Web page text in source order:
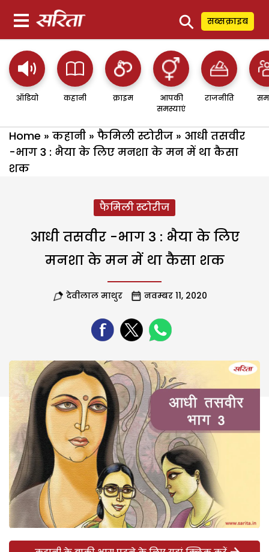
⚲ सब्सक्राइब
ऑडियो कहानी क्राइम
आपकी
समस्याएं
राजनीति
Home » कहानी » फैमिली स्टोरीज » आधी तसवीर
-भाग 3 : भैया के लिए मनशा के मन में था कैसा
शक
फैमिली स्टोरीज
आधी तसवीर -भाग 3 : भैया के लिए
मनशा के मन में था कैसा शक
देवीलाल माथुर नवम्बर 11, 2020